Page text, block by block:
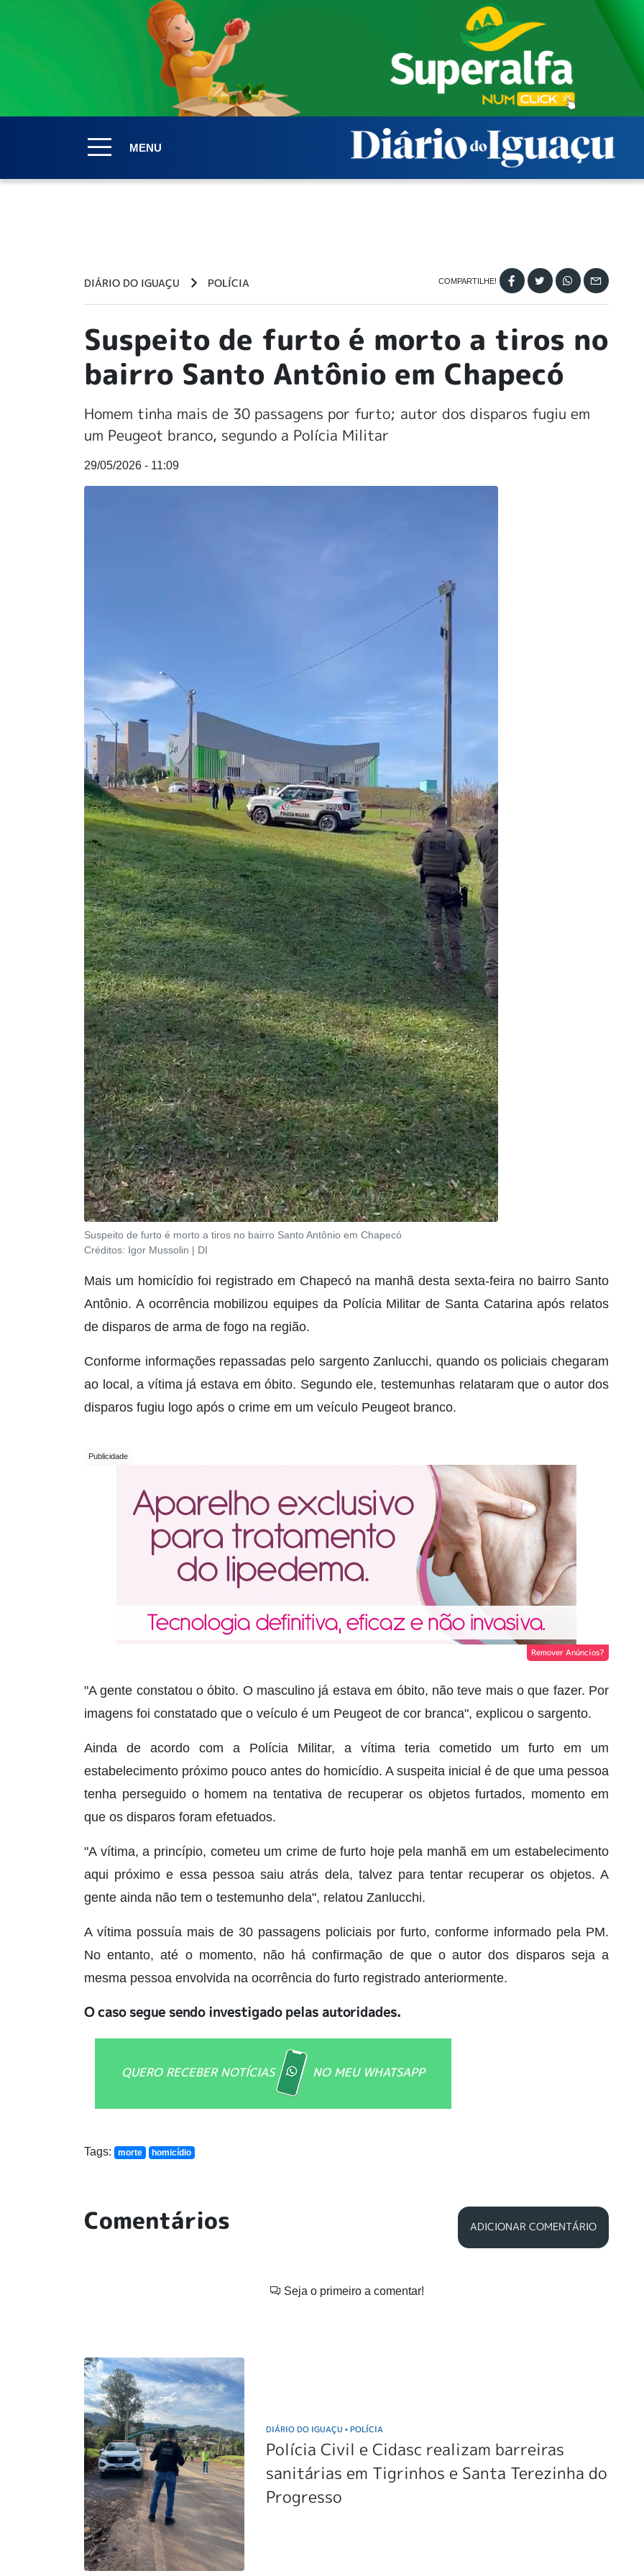
MENU
DIÁRIO DO IGUAÇU POLÍCIA
Suspeito de furto é morto a tiros no
bairro Santo Antônio em Chapecó
Homem tinha mais de 30 passagens por furto; autor dos disparos fugiu em
um Peugeot branco, segundo a Polícia Militar
29/05/2026 - 11:09
Suspeito de furto é morto a tiros no bairro Santo Antônio em Chapecó
Créditos: Igor Mussolin | DI
Mais um homicídio foi registrado em Chapecó na manhã desta sexta-feira no bairro Santo
Antônio. A ocorrência mobilizou equipes da Polícia Militar de Santa Catarina após relatos
de disparos de arma de fogo na região.
Conforme informações repassadas pelo sargento Zanlucchi, quando os policiais chegaram
ao local, a vítima já estava em óbito. Segundo ele, testemunhas relataram que o autor dos
disparos fugiu logo após o crime em um veículo Peugeot branco.
Remover Anúncios?
"A gente constatou o óbito. O masculino já estava em óbito, não teve mais o que fazer. Por
imagens foi constatado que o veículo é um Peugeot de cor branca", explicou o sargento.
Ainda de acordo com a Polícia Militar, a vítima teria cometido um furto em um
estabelecimento próximo pouco antes do homicídio. A suspeita inicial é de que uma pessoa
tenha perseguido o homem na tentativa de recuperar os objetos furtados, momento em
que os disparos foram efetuados.
"A vítima, a princípio, cometeu um crime de furto hoje pela manhã em um estabelecimento
aqui próximo e essa pessoa saiu atrás dela, talvez para tentar recuperar os objetos. A
gente ainda não tem o testemunho dela", relatou Zanlucchi.
A vítima possuía mais de 30 passagens policiais por furto, conforme informado pela PM.
No entanto, até o momento, não há confirmação de que o autor dos disparos seja a
mesma pessoa envolvida na ocorrência do furto registrado anteriormente.
O caso segue sendo investigado pelas autoridades.
QUERO RECEBER NOTÍCIAS NO MEU WHATSAPP
Tags: morte homicídio
Comentários ADICIONAR COMENTÁRIO
Seja o primeiro a comentar!
DIÁRIO DO IGUAÇU• POLÍCIA
Polícia Civil e Cidasc realizam barreiras
sanitárias em Tigrinhos e Santa Terezinha do
Progresso